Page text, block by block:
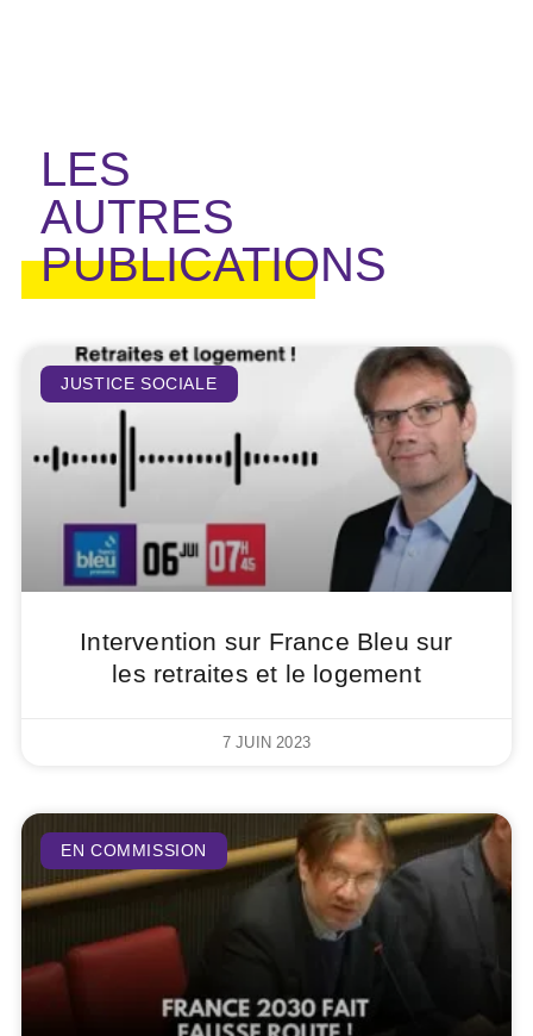
LES
AUTRES
PUBLICATIONS
JUSTICE SOCIALE
Intervention sur France Bleu sur
les retraites et le logement
7 JUIN 2023
EN COMMISSION